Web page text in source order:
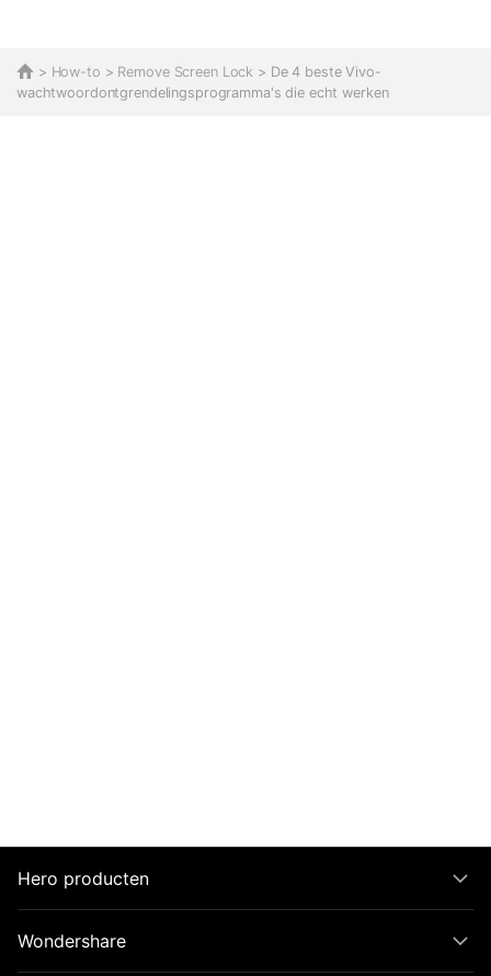
> How-to > Remove Screen Lock > De 4 beste Vivo-
wachtwoordontgrendelingsprogramma's die echt werken
Hero producten
Wondershare